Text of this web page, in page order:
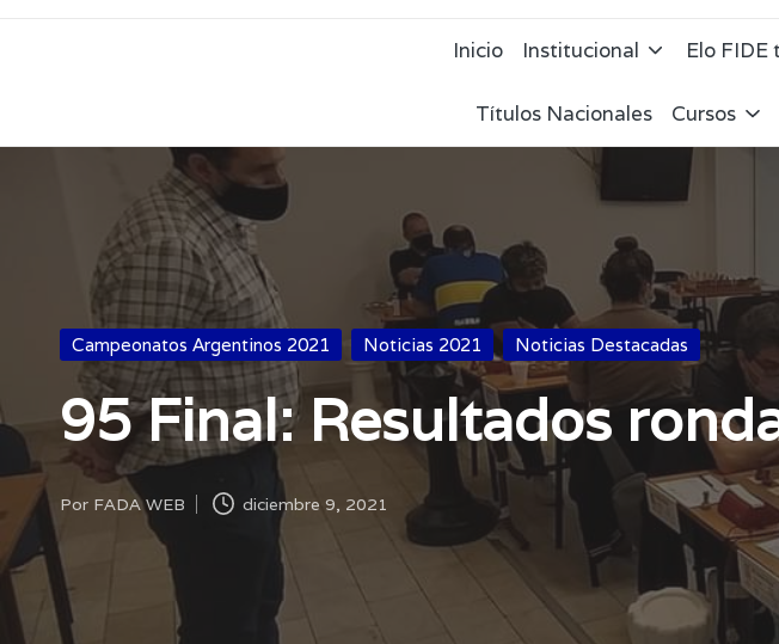
Inicio Institucional Elo FIDE
Títulos Nacionales Cursos
Publicada
Campeonatos Argentinos 2021 Noticias 2021 Noticias Destacadas
95 Final: Resultados
Publicado
Por FADA WEB diciembre 9, 2021